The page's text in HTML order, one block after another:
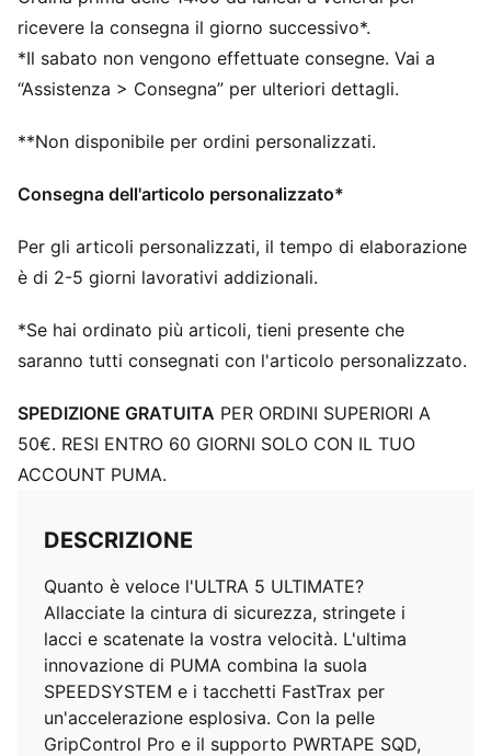
che su erba artificiale
STABILITÀ: il telaio di supporto PWRTAPE stabilizza il
piede all'interno dello stivale per consentire rapidi
DETTAGLI
Leggera soletta rimovibile con NanoGrip e
ammortizzazione Ortholite® per una vestibilità e un
comfort eccezionali.
La suola SPEEDSYSTEM e il design dei tacchetti
FastTrax garantiscono la massima accelerazione e
trazione
senza compromettere l'agilità
Calzata da regolare a stretta
ricevere la consegna il giorno successivo*.
*Il sabato non vengono effettuate consegne. Vai a
“Assistenza > Consegna” per ulteriori dettagli.
**Non disponibile per ordini personalizzati.
Consegna dell'articolo personalizzato*
Per gli articoli personalizzati, il tempo di elaborazione
è di 2-5 giorni lavorativi addizionali.
*Se hai ordinato più articoli, tieni presente che
saranno tutti consegnati con l'articolo personalizzato.
SPEDIZIONE GRATUITA PER ORDINI SUPERIORI A
50€. RESI ENTRO 60 GIORNI SOLO CON IL TUO
ACCOUNT PUMA.
DESCRIZIONE
Quanto è veloce l'ULTRA 5 ULTIMATE?
Allacciate la cintura di sicurezza, stringete i
lacci e scatenate la vostra velocità. L'ultima
innovazione di PUMA combina la suola
SPEEDSYSTEM e i tacchetti FastTrax per
un'accelerazione esplosiva. Con la pelle
GripControl Pro e il supporto PWRTAPE SQD,